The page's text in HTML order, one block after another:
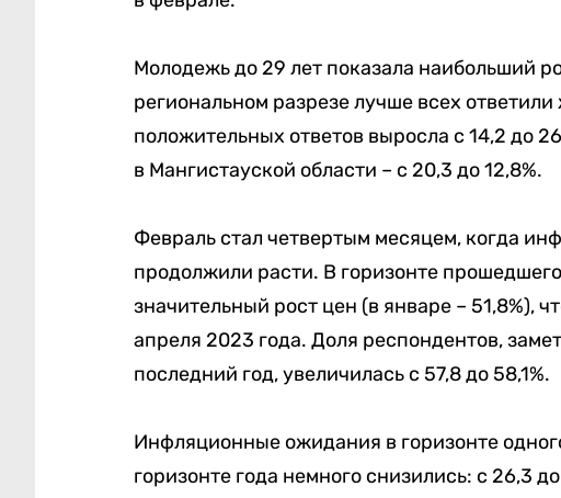
Молодежь до 29 лет показала наибольший
региональном разрезе лучше всех
положительных ответов выросла с 14,2 до
в Мангистауской области – с 20,3 до 12,8%.
Февраль стал четвертым месяцем, когда
продолжили расти. В горизонте
значительный рост цен (в январе – 51,8%),
апреля 2023 года. Доля респондентов,
последний год, увеличилась с 57,8 до 58,1%.
Инфляционные ожидания в горизонте
горизонте года немного снизились: с 26,3